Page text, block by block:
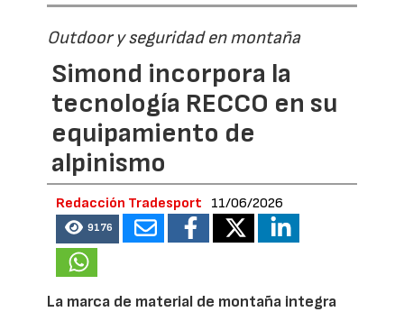
Outdoor y seguridad en montaña
Simond incorpora la
tecnología RECCO en su
equipamiento de
alpinismo
Redacción Tradesport 11/06/2026
9176
La marca de material de montaña integra